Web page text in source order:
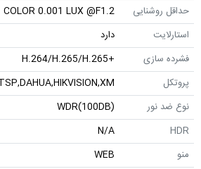
COLOR 0.001 LUX @F1.2
+H.264/H.265/H.265
ONVIF,RTSP,DAHUA,HIKVISION,XM
WDR(100DB)